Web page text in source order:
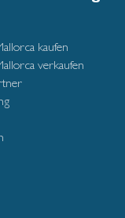
kaufen
verkaufen